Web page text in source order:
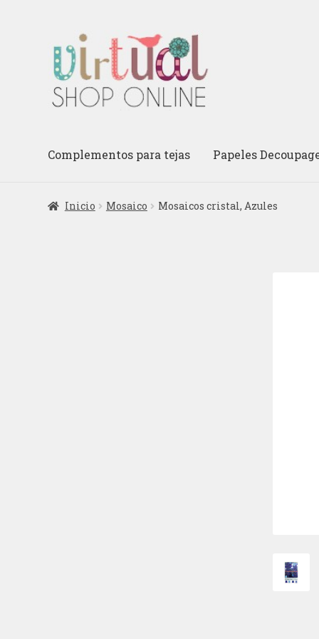
la
navegación
al
contenido
Complementos para tejas Papeles
Inicio Mosaico Mosaicos cristal, Azules